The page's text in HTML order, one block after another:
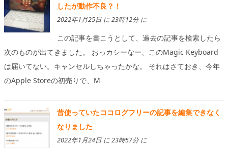
したが動作不良？！
2022年1月25日 に 23時12分 に
この記事を書こうとして、過去の記事を検索したら
次のものが出てきました。 おっカシーなー、このMagic Keyboard
は届いてない。キャンセルしちゃったかな。 それはさておき、今年
のApple Storeの初売りで、M
昔使っていたココログフリーの記事を編集できなく
なりました
2022年1月24日 に 23時57分 に